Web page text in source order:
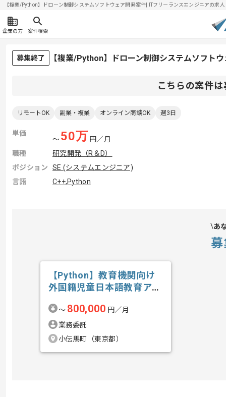
【複業/Python】ドローン制御システムソフトウェア開発案件| ITフリーランスエンジニアの求
企業の方 案件検索
募集終了 【複業/Python】ドローン制御システムソフト
こちらの案件
リモートOK 副業・複業 オンライン商談OK 週3日
単価
〜50万 円／月
職種
研究開発（R＆D）
ポジション
SE (システムエンジニア)
言語
C++,Python
あ
【Python】教育機関向け
外国籍児童日本語教育アプ
〜 800,000 円／月
業務委託
小伝馬町（東京都）